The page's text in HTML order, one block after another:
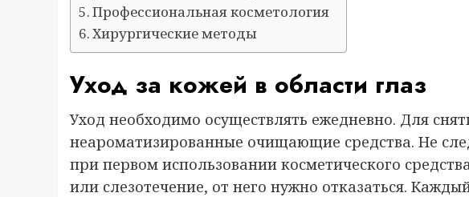
Профессиональная косметология
Хирургические методы
Уход за кожей в области глаз
Уход необходимо осуществлять ежедневно. Для
неароматизированные очищающие средства. Не
при первом использовании косметического
или слезотечение, от него нужно отказаться.